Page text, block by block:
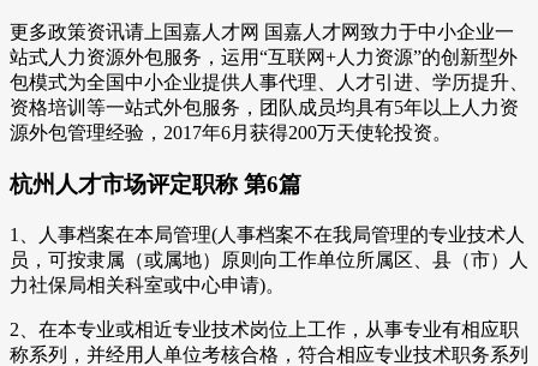
更多政策资讯请上国嘉人才网 国嘉人才网致力于中小企业一
站式人力资源外包服务，运用“互联网+人力资源”的创新型外
包模式为全国中小企业提供人事代理、人才引进、学历提升、
资格培训等一站式外包服务，团队成员均具有5年以上人力资
源外包管理经验，2017年6月获得200万天使轮投资。
杭州人才市场评定职称 第6篇
1、人事档案在本局管理(人事档案不在我局管理的专业技术人
员，可按隶属（或属地）原则向工作单位所属区、县（市）人
力社保局相关科室或中心申请)。
2、在本专业或相近专业技术岗位上工作，从事专业有相应职
称系列，并经用人单位考核合格，符合相应专业技术职务系列